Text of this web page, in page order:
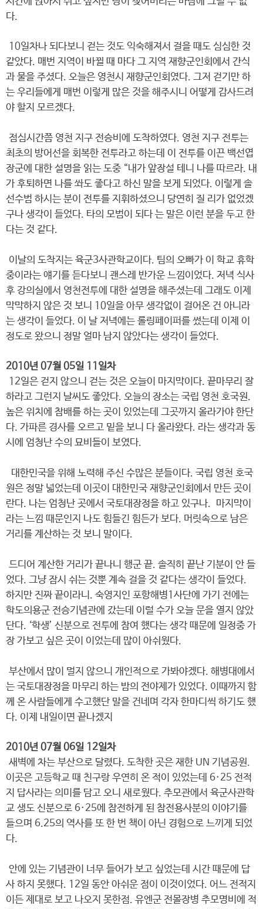
다.
10일차나 되다보니 걷는 것도 익숙해져서 걸을 때도 심심한 것
같았다. 매번 지역이 바뀔 때 마다 그 지역 재향군인회에서 간식
과 물을 주셨다. 오늘은 영천시 재향군인회였다. 그저 걷기만 하
는 우리들에게 매번 이렇게 많은 것을 해주시니 어떻게 감사드려
야 할지 모르겠다.
점심시간쯤 영천 지구 전승비에 도착하였다. 영천 지구 전투는
최초의 방어선을 회복한 전투라고 하는데 이 전투를 이끈 백선엽
장군에 대한 설명을 읽는 도중 “내가 앞장설 테니 나를 따르라. 내
가 후퇴하면 나를 쏴도 좋다고 하신 말을 보게 되었다. 이렇게 솔
선수범 하시는 분이 전투를 지휘하셨으니 당연히 질 리가 없었겠
구나 생각이 들었다. 타의 모범이 되다 는 말은 이런 분을 두고 한
다는 것 같다.
이날의 도착지는 육군3사관학교이다. 팀의 오빠가 이 학교 휴학
중이라는 얘기를 듣다보니 괜스레 반가운 느낌이었다. 저녁 식사
후 강의실에서 영천전투에 대한 설명을 해주셨는데 그래도 이제
막막하지 않은 것 보니 10일을 아무 생각없이 걸어온 건 아니라
는 생각이 들었다. 이 날 저녁에는 롤링페이퍼를 썼는데 이제 이
정도로 왔으니 정말 얼마 남지 않았다는 생각이 들었다.
2010년 07월 05일 11일차
12일은 걷지 않으니 걷는 것은 오늘이 마지막이다. 끝마무리 잘
하라고 그런지 날씨도 좋았다. 오늘의 장소는 국립 영천 호국원.
높은 위치에 참배를 하는 곳이 있었는데 그곳까지 올라가야 한단
다. 가파른 경사를 오르고 밑을 보니 다 올라왔다. 라는 생각과 동
시에 엄청난 수의 묘비들이 보였다.
대한민국을 위해 노력해 주신 수많은 분들이다. 국립 영천 호국
원은 정말 넓었는데 이곳이 대한민국 재향군인회에서 만든 곳이
란다. 나는 엄청난 곳에서 국토대장정을 하고 있구나. 마지막이
라는 느낌 때문인지 나도 힘들긴 힘든가 보다. 머릿속으로 남은
거리를 계산하는 것 보니 말이다.
드디어 계산한 거리가 끝나니 행군 끝. 솔직히 끝난 기분이 안 들
었다. 그냥 잠시 쉬는 것뿐 계속 걸을 것 같다는 생각이 들었다.
하지만 진짜 끝이라니. 숙영지인 포항해병1사단에 가기 전에는
학도의용군 전승기념관에 갔는데 이럴 수가 오늘 문을 열지 않았
단다. ‘학생’ 신분으로 전투에 참여 했다는 생각 때문에 일정중 가
장 가보고 싶은 곳이 이었는데 많이 아쉬웠다.
부산에서 많이 멀지 않으니 개인적으로 가봐야겠다. 해병대에서
는 국토대장정을 마무리 하는 밤의 전야제가 있었다. 이때까지 함
께 온 사람들에게 수고했단 말을 건네며 각자 한마디씩 하기도 했
다. 이제 내일이면 끝나겠지
2010년 07월 06일 12일차
새벽에 차는 부산으로 달렸다. 도착한 곳은 재한 UN 기념공원.
이곳은 고등학교 때 친구랑 우연히 온 적이 있었는데 6·25 전적
지 답사라는 의미를 담고 오니 새로웠다. 추모관에서 육군사관학
교 생도 신분으로 6·25에 참전하게 된 참전용사분의 이야기를
들으며 6.25의 역사를 또 한 번 책이 아닌 경험으로 느끼게 되었
다.
안에 있는 기념관이 너무 들어가 보고 싶었는데 시간 때문에 답
사 하지 못했다. 12일 동안 아쉬운 점이 이것이었다. 어느 전적지
이든 제대로 보고 나오지 못한점. 유엔군 전몰장병 추모명비에 적